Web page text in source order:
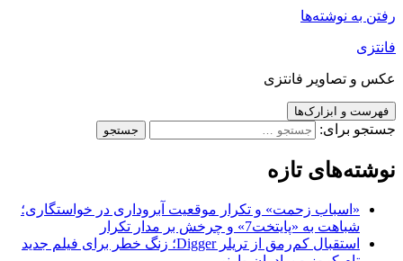
رفتن به نوشته‌ها
فانتزی
عکس و تصاویر فانتزی
فهرست و ابزارک‌ها
جستجو برای:
نوشته‌های تازه
«اسباب زحمت» و تکرار موقعیت آبروداری در خواستگاری؛
شباهت به «پایتخت7» و چرخش بر مدار تکرار
استقبال کم‌رمق از تریلر Digger؛ زنگ خطر برای فیلم جدید